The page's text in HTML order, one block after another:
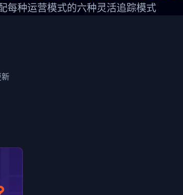
HONG KONG, HONG KONG-HONG KONG,2017-03-
每种运营模式的六种灵活追踪模式
新